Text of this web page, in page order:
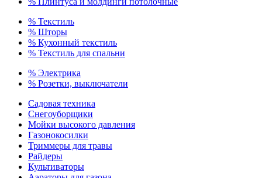
% Текстиль
% Шторы
% Кухонный текстиль
% Текстиль для спальни
% Электрика
% Розетки, выключатели
Садовая техника
Снегоуборщики
Мойки высокого давления
Газонокосилки
Триммеры для травы
Райдеры
Культиваторы